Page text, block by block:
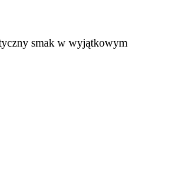
smak w wyjątkowym